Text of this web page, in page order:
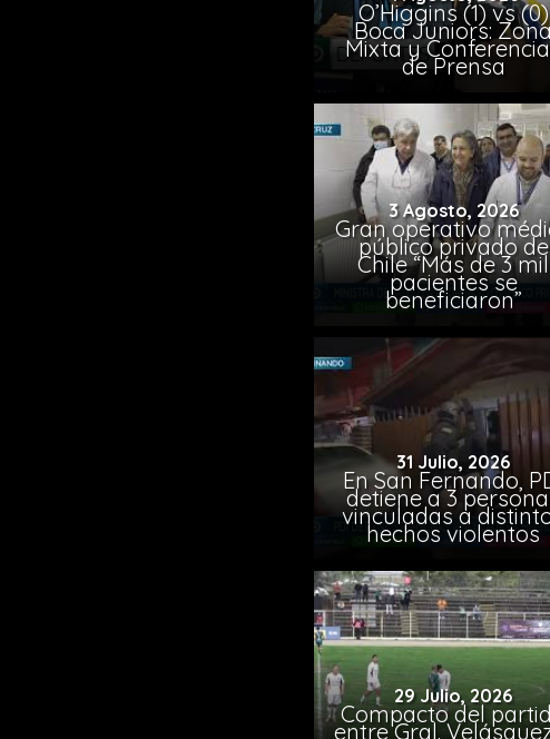
O’Higgins (1) vs (0)
Boca Juniors:
Mixta y
de Prensa
3 Agosto, 2026
Gran operativo
público privado de
Chile “Más de 3 mil
pacientes se
beneficiaron”
31 Julio, 2026
En San Fernando,
detiene a 3
vinculadas a
hechos violentos
29 Julio, 2026
Compacto del
entre Gral.